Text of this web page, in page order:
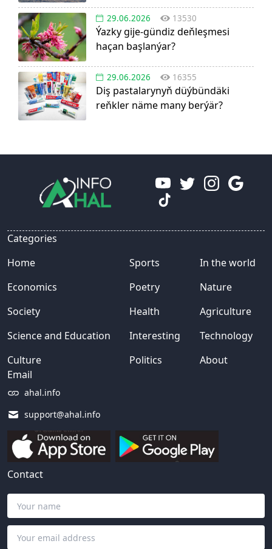
29.06.2026 13530
Ýazky gije-gündiz deňleşmesi
haçan başlanýar?
29.06.2026 16355
Diş pastalarynyň düýbündäki
reňkler näme many berýär?
Email
ahal.info
support@ahal.info
Categories
Home
Economics
Society
Science and Education
Culture
Sports
Poetry
Health
Interesting
Politics
In the world
Nature
Agriculture
Technology
About
Contact